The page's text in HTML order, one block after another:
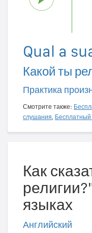
Qual a
Какой ты
Практика
Смотрите также:
слушания,
Как
языках
Английский